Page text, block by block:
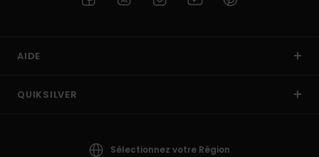
AIDE
QUIKSILVER
Sélectionnez votre Région